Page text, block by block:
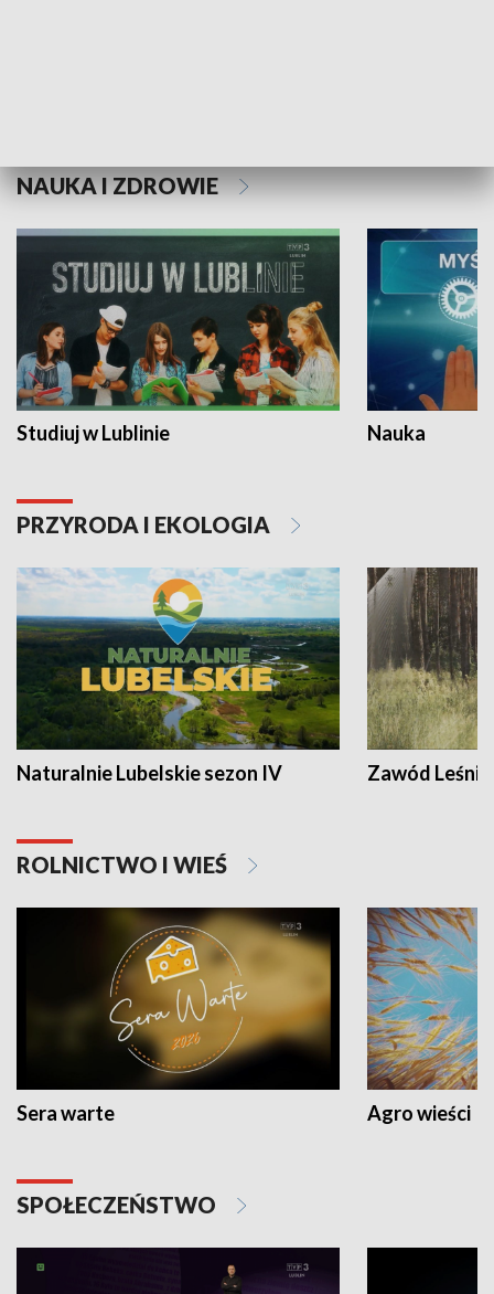
NAUKA I ZDROWIE
Studiuj w Lublinie Nauka
PRZYRODA I EKOLOGIA
Naturalnie Lubelskie sezon IV Zawód Leśnik
ROLNICTWO I WIEŚ
Sera warte Agro wieści
SPOŁECZEŃSTWO